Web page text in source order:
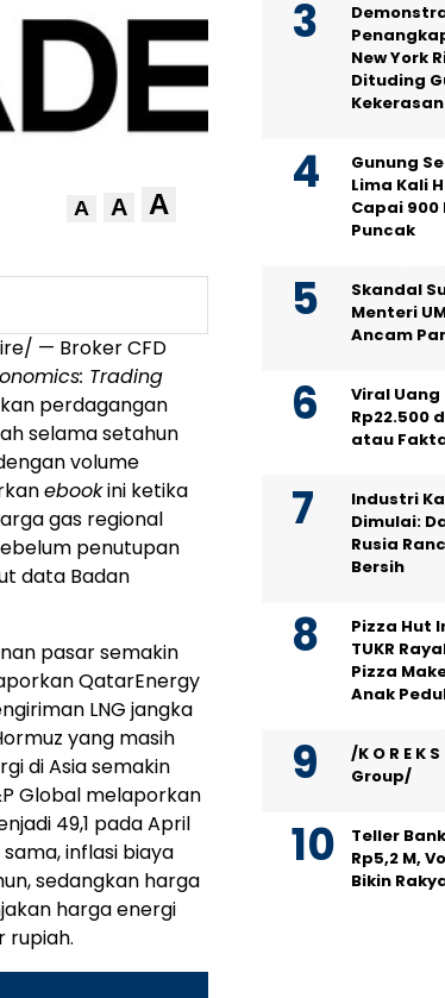
A A A
— Broker CFD
Trading
perdagangan
selama setahun
volume
ebookini ketika
gas regional
penutupan
data Badan
pasar semakin
QatarEnergy
LNG jangka
yang masih
di Asia semakin
Global melaporkan
49,1 pada April
inflasi biaya
sedangkan harga
harga energi
rupiah.
New York
Dituding
Gunung
Lima Kali
Capai
Puncak
Skandal
Menteri
Ancam
Viral
Rp22.500
atau
Industri
Dimulai:
Rusia
Bersih
Pizza Hut
TUKR
Pizza
Anak
/K O R E K
Group/
Teller
Rp5,2 M,
Bikin